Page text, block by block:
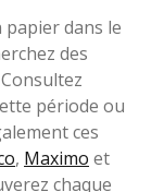
dans le
des
période ou
ces
, Maximo et
chaque